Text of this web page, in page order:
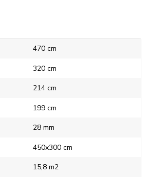
470 cm
320 cm
214 cm
199 cm
28 mm
450x300 cm
15,8 m2